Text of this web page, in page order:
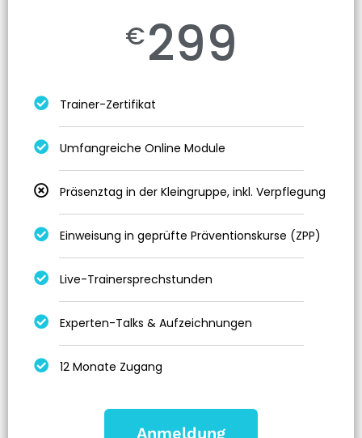
€299
Trainer-Zertifikat
Umfangreiche Online Module
Präsenztag in der Kleingruppe, inkl. Verpflegung
Einweisung in geprüfte Präventionskurse (ZPP)
Live-Trainersprechstunden
Experten-Talks & Aufzeichnungen
12 Monate Zugang
Anmeldung